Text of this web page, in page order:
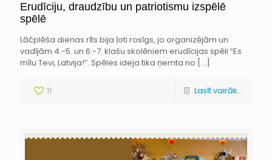
Erudīciju, draudzību un patriotismu izspēlē
spēlē
Lāčplēša dienas rīts bija ļoti rosīgs, jo organizējām un
vadījām 4.-5. un 6.-7. klašu skolēniem erudīcijas spēli “Es
mīlu Tevi, Latvija!”. Spēles ideja tika ņemta no […]
11 Lasīt vairāk...